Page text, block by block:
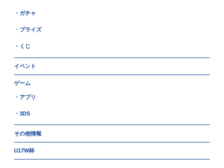
・ガチャ
・プライズ
・くじ
イベント
ゲーム
・アプリ
・3DS
その他情報
U17W杯